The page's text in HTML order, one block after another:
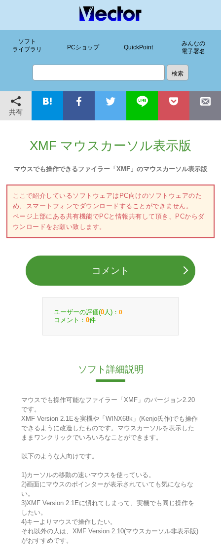
ソフト
ライブラリ
PCショップ QuickPoint
みんなの
電子署名
共有
XMF マウスカーソル表示版
マウスでも操作できるファイラー「XMF」のマウスカーソル表示版
ここで紹介しているソフトウェアはPC向けのソフトウェアのた
め、スマートフォンでダウンロードすることができません。
ページ上部にある共有機能でPCと情報共有して頂き、PCからダ
ウンロードをお願い致します。
コメント
ユーザーの評価(0 人)： 0
コメント： 0件
ソフト詳細説明
マウスでも操作可能なファイラー「XMF」のバージョン2.20
です。
XMF Version 2.1Eを実機や「WINX68k」(Kenjo氏作)でも操作
できるように改造したものです。マウスカーソルを表示した
ままワンクリックでいろいろなことができます。
以下のような人向けです。
1)カーソルの移動の速いマウスを使っている。
2)画面にマウスのポインターが表示されていても気にならな
い。
3)XMF Version 2.1Eに慣れてしまって、実機でも同じ操作を
したい。
4)キーよりマウスで操作したい。
それ以外の人は、XMF Version 2.10(マウスカーソル非表示版)
がおすすめです。